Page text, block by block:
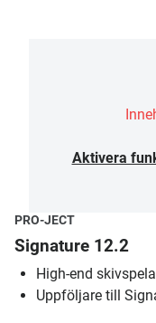
Aktivera
PRO-JECT
Signature 12.2
High-end
Uppföljare till